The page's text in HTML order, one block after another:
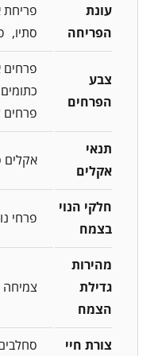
עונת
הפריחה
פריחת
סתיו
צבע
הפרחים
פרחים
כתומים
פרחים
תנאי
אקלים
אקלים
חלקי הנוי
בצמח
פרחי
מהירות
גדילת
הצמח
צמיחה
צורת חיי